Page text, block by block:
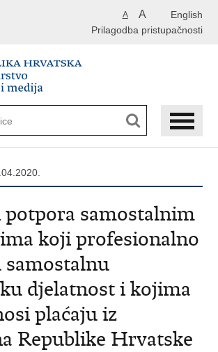
English
A A
Prilagodba pristupačnosti
samostalnim
koji profesionalno
samostalnu
djelatnost i kojima
plaćaju iz
Republike Hrvatske